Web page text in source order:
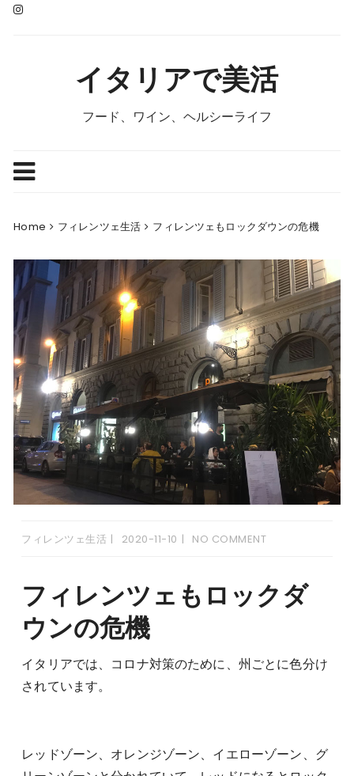
Skip
イタリアで美活
フード、ワイン、ヘルシーライフ
Home フィレンツェ生活 フィレンツェもロックダウンの危機
フィレンツェ生活 2020-11-10 NO COMMENT
フィレンツェもロックダ
ウンの危機
イタリアでは、コロナ対策のために、州ごとに色分け
されています。
レッドゾーン、オレンジゾーン、イエローゾーン、グ